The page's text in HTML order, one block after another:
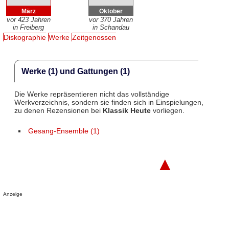
März
vor 423 Jahren
in Freiberg
Oktober
vor 370 Jahren
in Schandau
Diskographie Werke Zeitgenossen
Werke (1) und Gattungen (1)
Die Werke repräsentieren nicht das vollständige
Werkverzeichnis, sondern sie finden sich in Einspielungen,
zu denen Rezensionen bei Klassik Heutevorliegen.
Gesang-Ensemble (1)
▲
Anzeige